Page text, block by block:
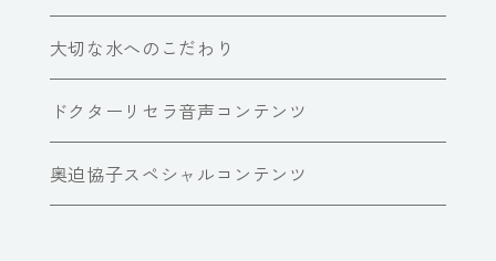
大切な水へのこだわり
ドクターリセラ音声コンテンツ
奥迫協子スペシャルコンテンツ